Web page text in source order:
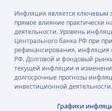
Инфляция является ключевым
прямое влияние практически
деятельности. Уровень
Центрального банка РФ при
рефинансирования, инфляция
РФ. Долговой и фондовый
текущей инфляции и
долгосрочные прогнозы
инвестиционной деятельности.
Графики